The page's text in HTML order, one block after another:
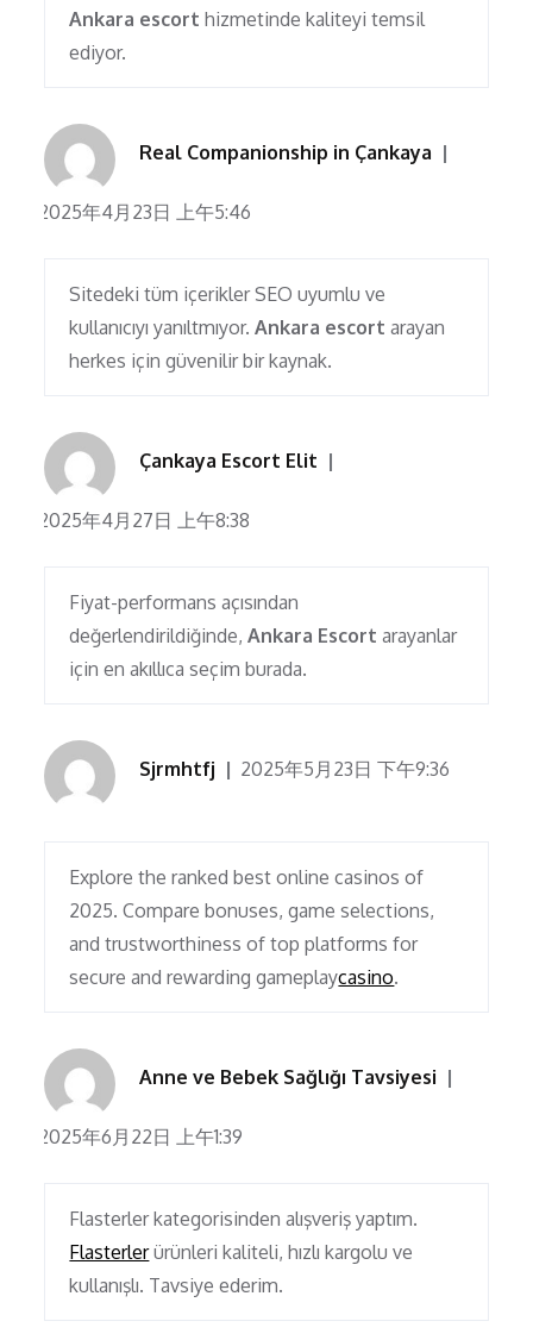
Ankara escort hizmetinde kaliteyi temsil
ediyor.
Real Companionship in Çankaya
2025年4月23日 上午5:46
Sitedeki tüm içerikler SEO uyumlu ve
kullanıcıyı yanıltmıyor.Ankara escort arayan
herkes için güvenilir bir kaynak.
Çankaya Escort Elit
2025年4月27日 上午8:38
Fiyat-performans açısından
değerlendirildiğinde,Ankara Escort arayanlar
için en akıllıca seçim burada.
Sjrmhtfj 2025年5月23日 下午9:36
Explore the ranked best online casinos of
2025. Compare bonuses, game selections,
and trustworthiness of top platforms for
secure and rewarding gameplaycasino.
Anne ve Bebek Sağlığı Tavsiyesi
2025年6月22日 上午1:39
Flasterler kategorisinden alışveriş yaptım.
Flasterlerürünleri kaliteli, hızlı kargolu ve
kullanışlı. Tavsiye ederim.